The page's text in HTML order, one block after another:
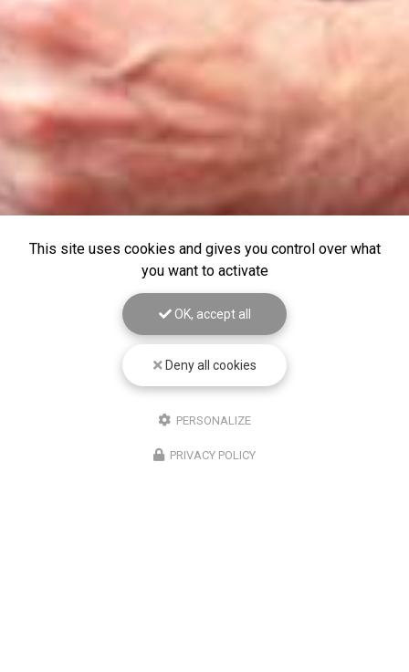
This site uses cookies and gives you control over what
you want to activate
OK, accept all
Deny all cookies
PERSONALIZE
PRIVACY POLICY